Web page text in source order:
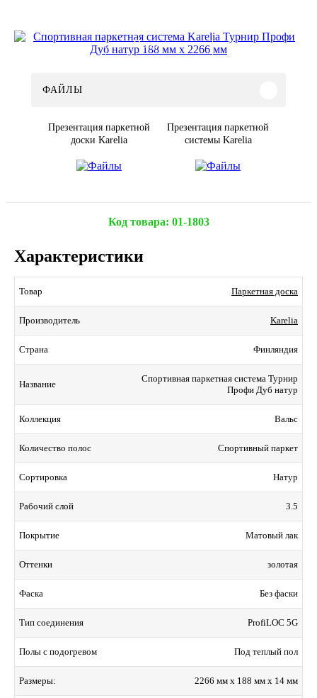
Подробнее
ФАЙЛЫ
Презентация паркетной
доски Karelia
Презентация паркетной
системы Karelia
Код товара: 01-1803
Характеристики
Товар Паркетная доска
Производитель Karelia
Страна Финляндия
Название
Спортивная паркетная система Турнир
Профи Дуб натур
Коллекция Вальс
Количество полос Спортивный паркет
Сортировка Натур
Рабочий слой 3.5
Покрытие Матовый лак
Оттенки золотая
Фаска Без фаски
Тип соединения ProfiLOC 5G
Полы с подогревом Под теплый пол
Размеры: 2266 мм x 188 мм x 14 мм